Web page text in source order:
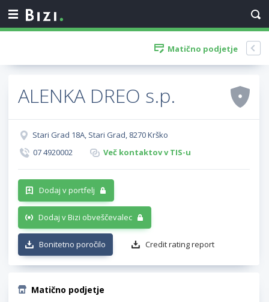
Matično podjetje
ALENKA DREO s.p.
Stari Grad 18A, Stari Grad, 8270 Krško
07 4920002
Več kontaktov v TIS-u
Dodaj v portfelj
Dodaj v Bizi obveščevalec
Bonitetno poročilo Credit rating report
Matično podjetje